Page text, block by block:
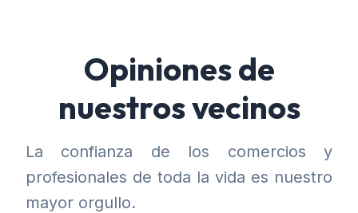
Opiniones de
nuestros vecinos
La confianza de los comercios y
profesionales de toda la vida es nuestro
mayor orgullo.